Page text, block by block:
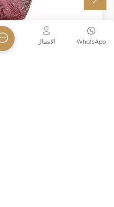
WhatsApp الاتصال